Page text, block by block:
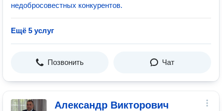
недобросовестных конкурентов.
Ещё 5 услуг
Позвонить Чат
Александр Викторович